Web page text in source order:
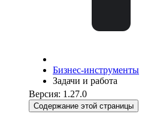
Бизнес-инструменты
Задачи и работа
Версия: 1.27.0
Содержание этой страницы